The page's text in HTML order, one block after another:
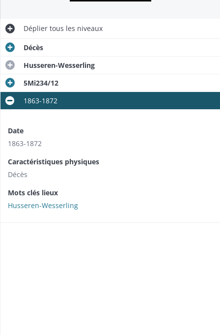
Déplier tous les niveaux
Décès
Husseren-Wesserling
5Mi234/12
1863-1872
Date
1863-1872
Caractéristiques physiques
Décès
Mots clés lieux
Husseren-Wesserling